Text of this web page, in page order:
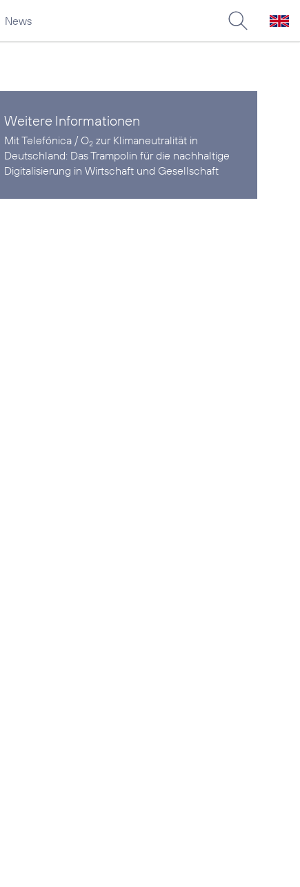
News
Weitere Informationen
Mit Telefónica / O2 zur Klimaneutralität in
Deutschland: Das Trampolin für die nachhaltige
Digitalisierung in Wirtschaft und Gesellschaft